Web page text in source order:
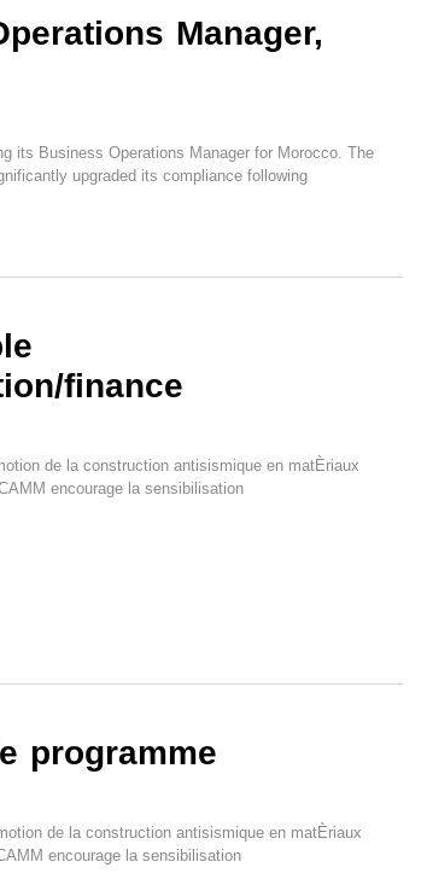
Manager,
its Business Operations Manager for Morocco. The
upgraded its compliance following
finance
de la construction antisismique en matÈriaux
encourage la sensibilisation ‡
programme
de la construction antisismique en matÈriaux
encourage la sensibilisation